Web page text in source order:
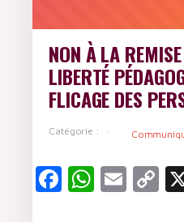
NON À LA
LIBERTÉ
FLICAGE DES
Catégorie :
Facebook